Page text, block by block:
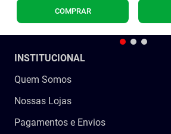
COMPRAR
INSTITUCIONAL
Quem Somos
Nossas Lojas
Pagamentos e Envios